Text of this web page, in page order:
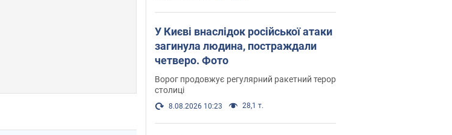
У Києві внаслідок російської атаки
загинула людина, постраждали
четверо. Фото
Ворог продовжує регулярний ракетний терор
столиці
8.08.2026 10:23 28,1 т.